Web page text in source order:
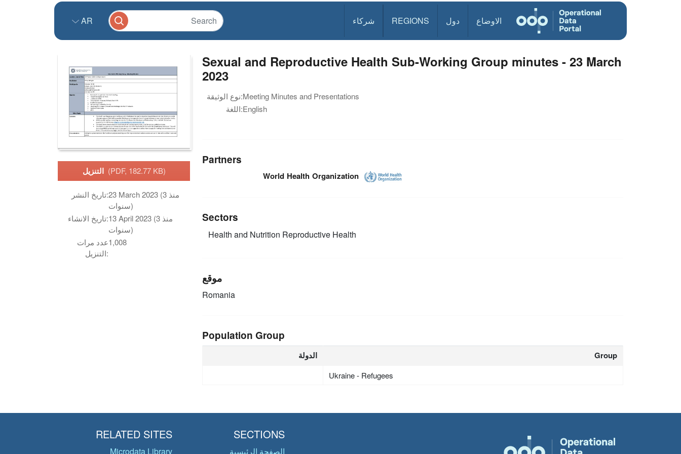
الاوضاع دول REGIONS شركاء AR
التنزيل (PDF, 182.77 KB)
تاريخ النشر:23 March 2023 (منذ 3
سنوات)
تاريخ الانشاء:13 April 2023 (منذ 3
سنوات)
عدد مرات
التنزيل:
1,008
Sexual and Reproductive Health Sub-Working Group minutes - 23 March
2023
نوع الوثيقة:Meeting Minutes and Presentations
اللغة:English
Partners
World Health Organization
Sectors
Health and Nutrition Reproductive Health
موقع
Romania
Population Group
الدولة Group
Ukraine - Refugees
SECTIONS
الصفحة الرئيسية
RELATED SITES
Microdata Library